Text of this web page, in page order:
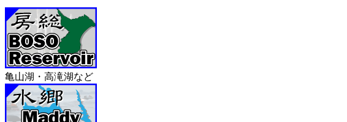
ウ
ィ
ン
ド
ウ
で
開
き
ま
す)
で
共
有
(新
し
い
ウ
ィ
ン
ド
ウ
で
開
き
ま
す)
で
共
有
(新
し
ィ
ン
ド
ウ
で
ま
す)
亀山湖・高滝湖など